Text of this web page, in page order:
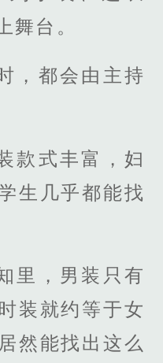
舞台。
，都会由主持
款式丰富，妇
生几乎都能找
里，男装只有
装就约等于女
然能找出这么